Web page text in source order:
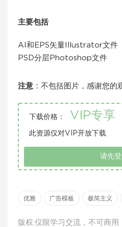
主要包括
AI和EPS矢量Illustrator文件
PSD分层Photoshop文件
注意 ：不包括图片，感谢您的
下载价格： VIP专享
此资源仅对VIP开放下载
请先
优雅 广告模板 极简主义
版权:仅限学习交流，不可商用